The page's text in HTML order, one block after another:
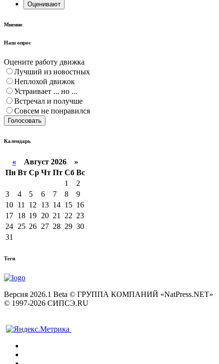
Оценивают
Мнение
Наш опрос
Оцените работу движка
Лучший из новостных
Неплохой движок
Устраивает ... но ...
Встречал и получше
Совсем не понравился
Голосовать
Календарь
« Август 2026 »
Пн Вт Ср Чт Пт Сб Вс
1
2
3
4 5 6 7 8
9
10 11 12 13 14 15 16
17 18 19 20 21 22 23
24 25 26 27 28 29 30
31
Теги
Версия 2026.1 Beta © ГРУППА КОМПАНИЙ «NatPress.NET»
© 1997-2026 СИПСЭ.RU